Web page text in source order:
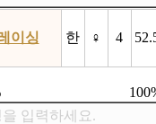
이싱 한 ♀ 4
입력하세요.